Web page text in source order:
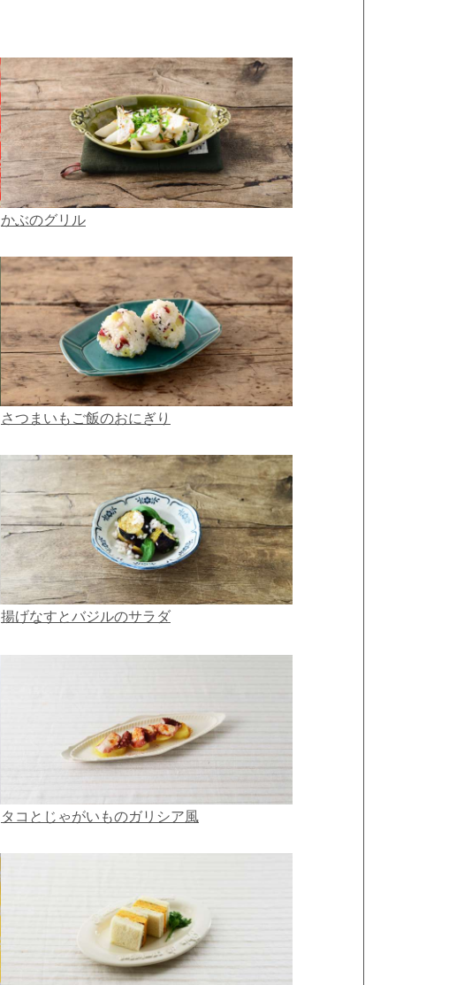
かぶのグリル
さつまいもご飯のおにぎり
揚げなすとバジルのサラダ
タコとじゃがいものガリシア風